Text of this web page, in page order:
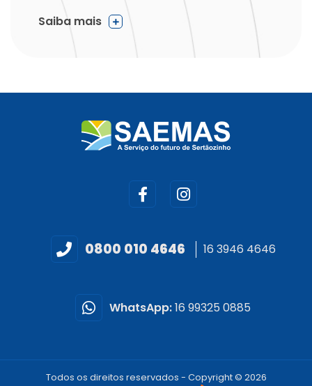
Saiba mais
0800 010 4646 16 3946 4646
WhatsApp:16 99325 0885
Todos os direitos reservados - Copyright © 2026